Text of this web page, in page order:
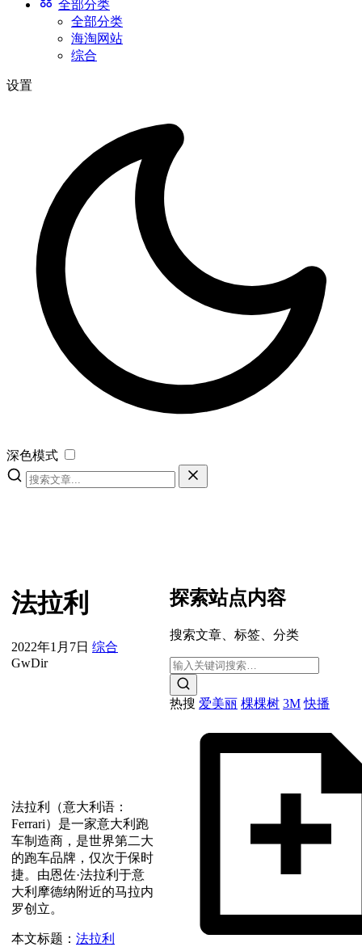
全部分类
全部分类
海淘网站
综合
设置
深色模式
法拉利
2022年1月7日 综合
GwDir
法拉利（意大利语：
Ferrari）是一家意大利跑
车制造商，是世界第二大
的跑车品牌，仅次于保时
捷。由恩佐·法拉利于意
大利摩德纳附近的马拉内
罗创立。
本文标题： 法拉利
探索站点内容
搜索文章、标签、分类
热搜 爱美丽 棵棵树 3M 快播